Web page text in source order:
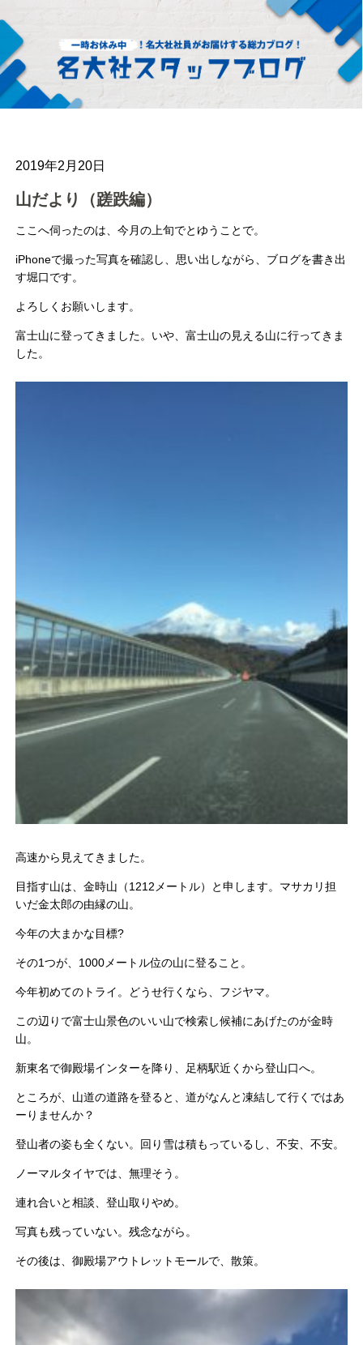
2019年2月20日
山だより（蹉跌編）
ここへ伺ったのは、今月の上旬でとゆうことで。
iPhoneで撮った写真を確認し、思い出しながら、ブログを書き出
す堀口です。
よろしくお願いします。
富士山に登ってきました。いや、富士山の見える山に行ってきま
した。
高速から見えてきました。
目指す山は、金時山（1212メートル）と申します。マサカリ担
いだ金太郎の由縁の山。
今年の大まかな目標?
その1つが、1000メートル位の山に登ること。
今年初めてのトライ。どうせ行くなら、フジヤマ。
この辺りで富士山景色のいい山で検索し候補にあげたのが金時
山。
新東名で御殿場インターを降り、足柄駅近くから登山口へ。
ところが、山道の道路を登ると、道がなんと凍結して行くではあ
ー りませんか？
登山者の姿も全くない。回り雪は積もっているし、不安、不安。
ノーマルタイヤでは、無理そう。
連れ合いと相談、登山取りやめ。
写真も残っていない。残念ながら。
その後は、御殿場アウトレットモールで、散策。